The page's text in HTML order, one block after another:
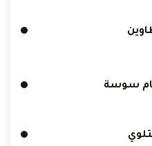
سوسة